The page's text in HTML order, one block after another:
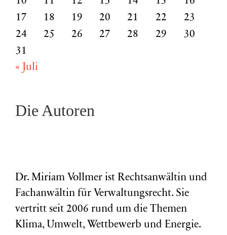
17
18 19 20 21 22
23
24
25 26 27 28 29
30
31
« Juli
Die Autoren
Dr. Miriam Vollmer ist Rechtsanwältin und
Fachanwältin für Verwaltungsrecht. Sie
vertritt seit 2006 rund um die Themen
Klima, Umwelt, Wettbewerb und Energie.